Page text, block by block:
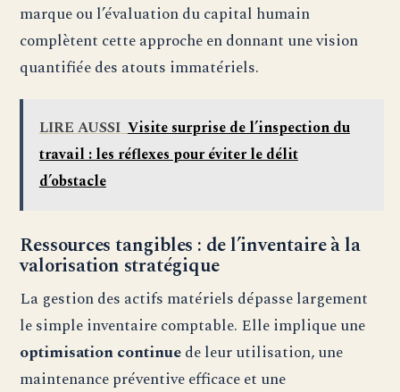
marque ou l’évaluation du capital humain
complètent cette approche en donnant une vision
quantifiée des atouts immatériels.
LIRE AUSSI Visite surprise de l’inspection du
travail : les réflexes pour éviter le délit
d’obstacle
Ressources tangibles : de l’inventaire à la
valorisation stratégique
La gestion des actifs matériels dépasse largement
le simple inventaire comptable. Elle implique une
optimisation continuede leur utilisation, une
maintenance préventive efficace et une